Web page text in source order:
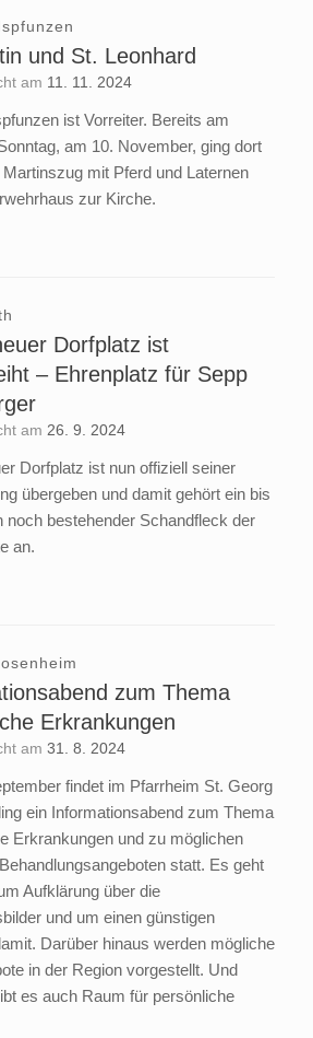
und St. Leonhard
am 11. 11. 2024
ist Vorreiter. Bereits am
am 10. November, ging dort
mit Pferd und Laternen
zur Kirche.
Dorfplatz ist
– Ehrenplatz für Sepp
am 26. 9. 2024
Dorfplatz ist nun offiziell seiner
übergeben und damit gehört ein bis
noch bestehender Schandfleck der
an.
zum Thema
Erkrankungen
am 31. 8. 2024
findet im Pfarrheim St. Georg
ein Informationsabend zum Thema
Erkrankungen und zu möglichen
statt. Es geht
Aufklärung über die
und um einen günstigen
Darüber hinaus werden mögliche
in der Region vorgestellt. Und
es auch Raum für persönliche